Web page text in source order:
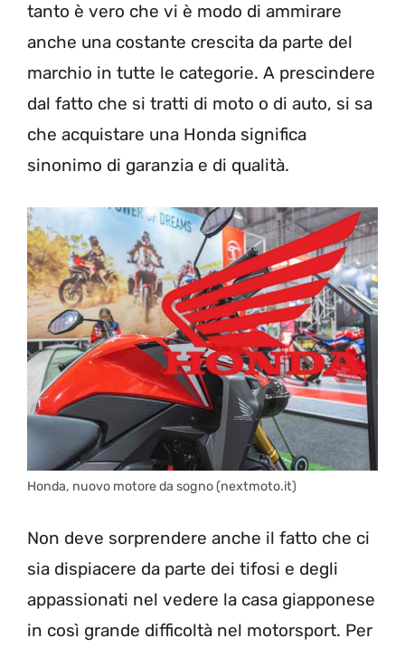
tanto è vero che vi è modo di ammirare
anche una costante crescita da parte del
marchio in tutte le categorie. A prescindere
dal fatto che si tratti di moto o di auto, si sa
che acquistare una Honda significa
sinonimo di garanzia e di qualità.
Honda, nuovo motore da sogno (nextmoto.it)
Non deve sorprendere anche il fatto che ci
sia dispiacere da parte dei tifosi e degli
appassionati nel vedere la casa giapponese
in così grande difficoltà nel motorsport. Per